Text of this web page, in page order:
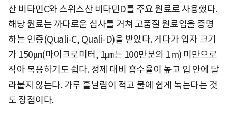
산 비타민C와 스위스산 비타민D를 주요 원료로 사용했다.
해당 원료는 까다로운 심사를 거쳐 고품질 원료임을 증명
하는 인증(Quali-C, Quali-D)을 받았다. 게다가 입자 크기
가 150㎛(마이크로미터, 1㎛는 100만분의 1m) 미만으로
작아 복용하기도 쉽다. 정제 대비 흡수율이 높고 입 안에 달
라붙지 않는다. 가루 흩날림이 적고 물에 쉽게 녹는다는 것
도 장점이다.